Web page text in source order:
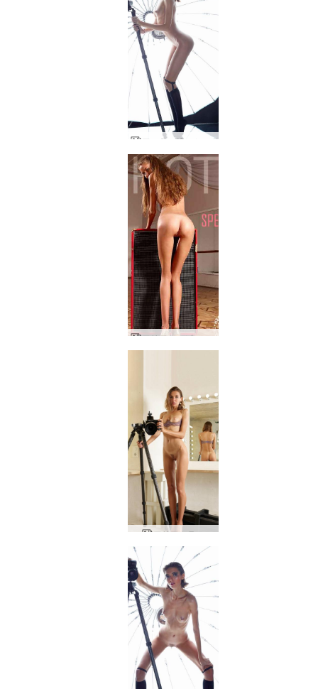
アリア スピーカー
アリアミラー